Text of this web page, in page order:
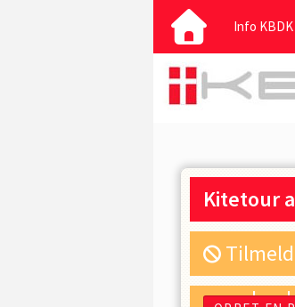
Info KBDK
Kitetour